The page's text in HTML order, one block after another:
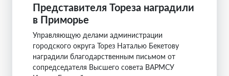
Представителя Тореза наградили
в Приморье
Управляющую делами администрации
городского округа Торез Наталью Бекетову
наградили благодарственным письмом от
сопредседателя Высшего совета ВАРМСУ